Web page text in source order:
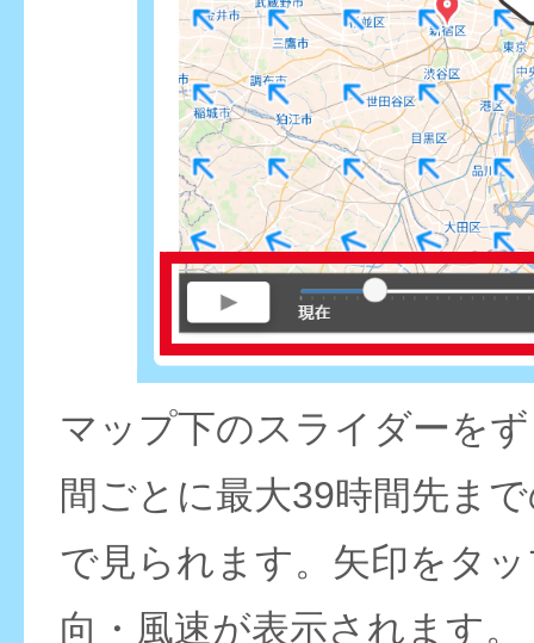
マップ下のスライダーを
間ごとに最大39時間先ま
で見られます。矢印をタ
向・風速が表示されます。